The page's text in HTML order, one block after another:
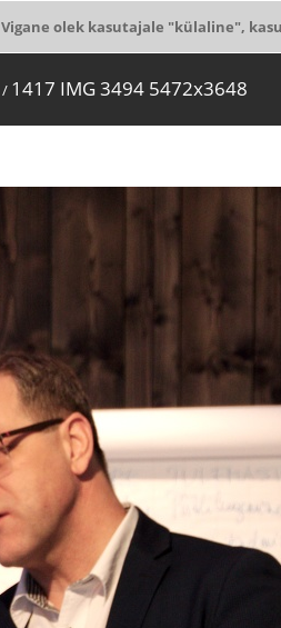
Vigane olek kasutajale "külaline",
/ 1417 IMG 3494 5472x3648